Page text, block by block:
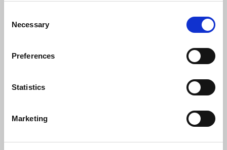
Selection
Necessary
Preferences
Statistics
Marketing